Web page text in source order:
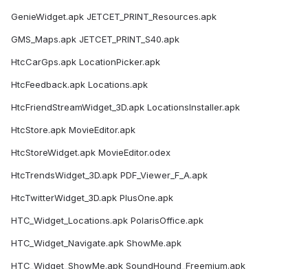
GenieWidget.apk JETCET_PRINT_Resources.apk
GMS_Maps.apk JETCET_PRINT_S40.apk
HtcCarGps.apk LocationPicker.apk
HtcFeedback.apk Locations.apk
HtcFriendStreamWidget_3D.apk LocationsInstaller.apk
HtcStore.apk MovieEditor.apk
HtcStoreWidget.apk MovieEditor.odex
HtcTrendsWidget_3D.apk PDF_Viewer_F_A.apk
HtcTwitterWidget_3D.apk PlusOne.apk
HTC_Widget_Locations.apk PolarisOffice.apk
HTC_Widget_Navigate.apk ShowMe.apk
HTC_Widget_ShowMe.apk SoundHound_Freemium.apk